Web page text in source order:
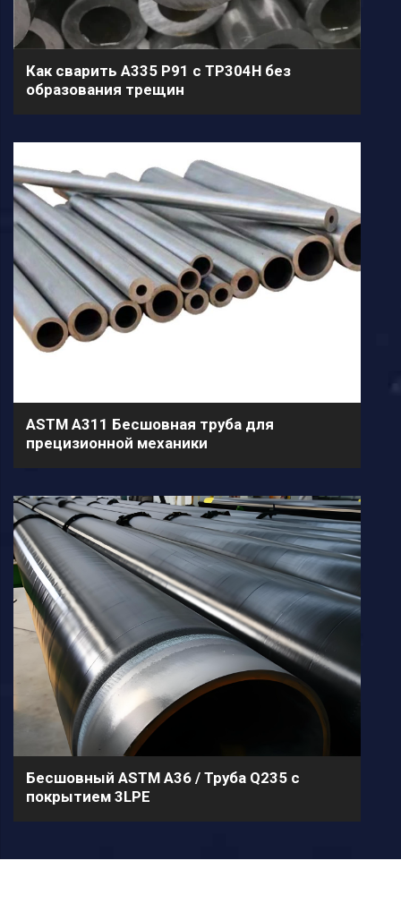
Как сварить A335 P91 с TP304H без
образования трещин
ASTM A311 Бесшовная труба для
прецизионной механики
Бесшовный ASTM A36 / Труба Q235 с
покрытием 3LPE